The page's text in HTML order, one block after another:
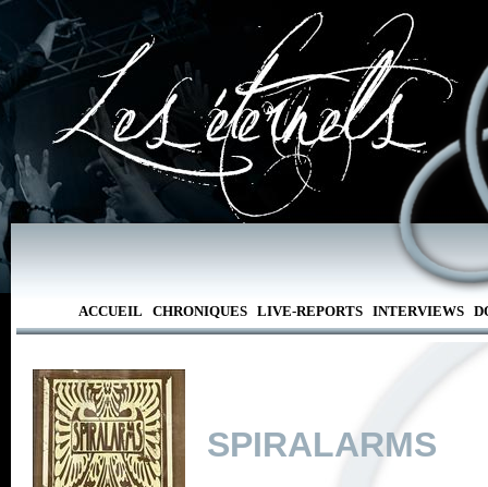
ACCUEIL CHRONIQUES LIVE-REPORTS INTERVIEWS
SPIRALARMS